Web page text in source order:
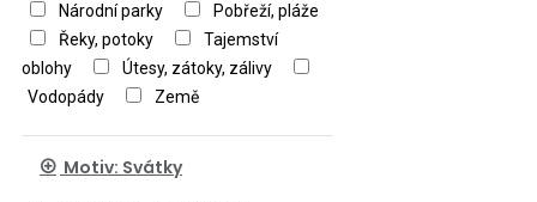
Národní parky
Pobřeží, pláže
Řeky, potoky
Tajemství
oblohy
Útesy, zátoky, zálivy
Vodopády
Země
Motiv: Svátky